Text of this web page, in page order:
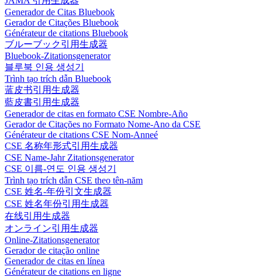
Generador de Citas Bluebook
Gerador de Citações Bluebook
Générateur de citations Bluebook
ブルーブック引用生成器
Bluebook-Zitationsgenerator
블루북 인용 생성기
Trình tạo trích dẫn Bluebook
蓝皮书引用生成器
藍皮書引用生成器
Generador de citas en formato CSE Nombre-Año
Gerador de Citações no Formato Nome-Ano da CSE
Générateur de citations CSE Nom-Anneé
CSE 名称年形式引用生成器
CSE Name-Jahr Zitationsgenerator
CSE 이름-연도 인용 생성기
Trình tạo trích dẫn CSE theo tên-năm
CSE 姓名-年份引文生成器
CSE 姓名年份引用生成器
在线引用生成器
オンライン引用生成器
Online-Zitationsgenerator
Gerador de citação online
Generador de citas en línea
Générateur de citations en ligne